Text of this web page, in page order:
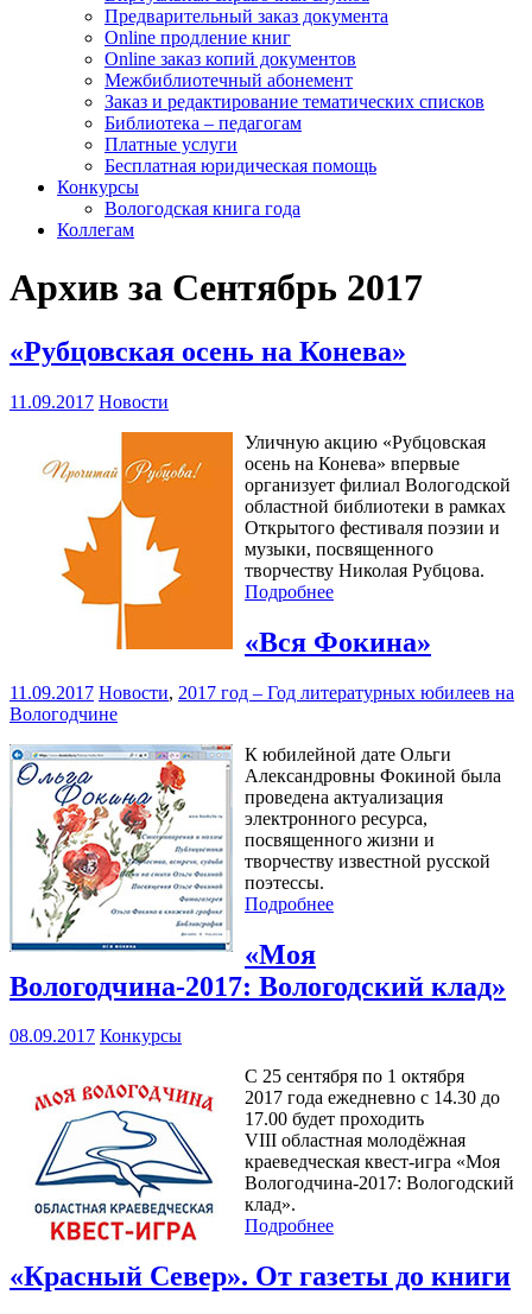
Предварительный заказ документа
Online продление книг
Online заказ копий документов
Межбиблиотечный абонемент
Заказ и редактирование тематических списков
Библиотека – педагогам
Платные услуги
Бесплатная юридическая помощь
Конкурсы
Вологодская книга года
Коллегам
Архив за Сентябрь 2017
«Рубцовская осень на Конева»
11.09.2017 Новости
Уличную акцию «Рубцовская
осень на Конева» впервые
организует филиал Вологодской
областной библиотеки в рамках
Открытого фестиваля поэзии и
музыки, посвященного
творчеству Николая Рубцова.
Подробнее
«Вся Фокина»
11.09.2017 Новости, 2017 год – Год литературных юбилеев на
Вологодчине
К юбилейной дате Ольги
Александровны Фокиной была
проведена актуализация
электронного ресурса,
посвященного жизни и
творчеству известной русской
поэтессы.
Подробнее
«Моя
Вологодчина-2017: Вологодский клад»
08.09.2017 Конкурсы
С 25 сентября по 1 октября
2017 года ежедневно с 14.30 до
17.00 будет проходить
VIII областная молодёжная
краеведческая квест-игра «Моя
Вологодчина-2017: Вологодский
клад».
Подробнее
«Красный Север». От газеты до книги